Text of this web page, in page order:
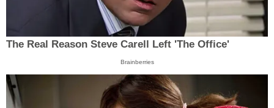
The Real Reason Steve Carell Left 'The Office'
Brainberries